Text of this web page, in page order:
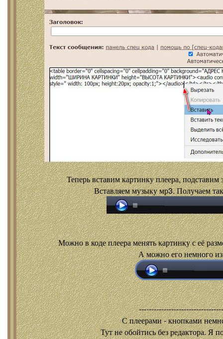
Теперь вставим картинку плеера, подставим
Вставляем музыку мр3. Получаем
Можно в коде плеера менять картинку с её
А можно его немного
С плеерами - кнопками
Тут не обойтись без редактора. Я